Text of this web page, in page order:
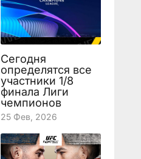
Сегодня
определятся все
участники 1/8
финала Лиги
чемпионов
25 Фев, 2026